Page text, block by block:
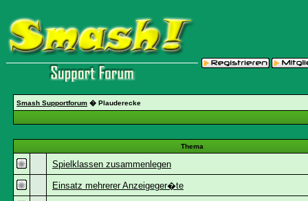
Smash Supportforum � Plauderecke
Thema
Spielklassen zusammenlegen
Einsatz mehrerer Anzeigeger�te